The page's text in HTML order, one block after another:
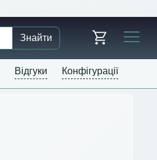
Знайти
Відгуки Конфігурації